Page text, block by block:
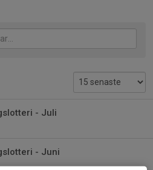
- Juli
- Juni